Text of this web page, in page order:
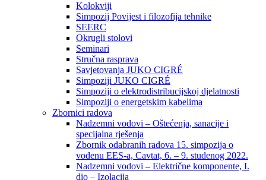
Kolokviji​
Simpozij Povijest i filozofija tehnike
SEERC
Okrugli stolovi
Seminari​
Stručna rasprava​
Savjetovanja JUKO CIGRÉ
Simpoziji JUKO CIGRÉ
Simpoziji o elektrodistribucijskoj djelatnosti
Simpoziji o energetskim kabelima
Zbornici radova
Nadzemni vodovi – Oštećenja, sanacije i
specijalna rješenja
Zbornik odabranih radova 15. simpozija o
vođenu EES-a, Cavtat, 6. – 9. studenog 2022.
Nadzemni vodovi – Električne komponente, I.
dio – Izolacija